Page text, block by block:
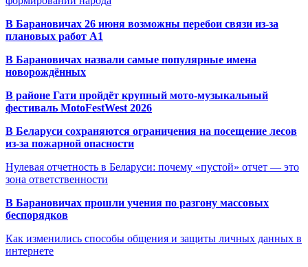
В Барановичах 26 июня возможны перебои связи из-за
плановых работ A1
В Барановичах назвали самые популярные имена
новорождённых
В районе Гати пройдёт крупный мото-музыкальный
фестиваль MotoFestWest 2026
В Беларуси сохраняются ограничения на посещение лесов
из-за пожарной опасности
Нулевая отчетность в Беларуси: почему «пустой» отчет — это
зона ответственности
В Барановичах прошли учения по разгону массовых
беспорядков
Как изменились способы общения и защиты личных данных в
интернете